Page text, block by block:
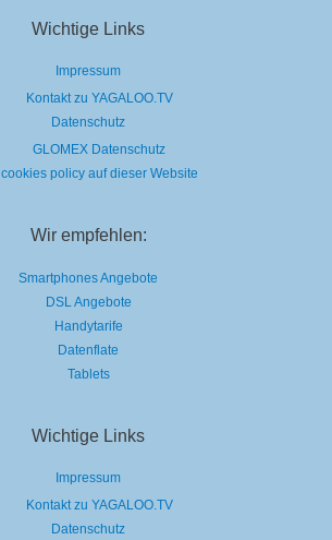
Wichtige Links
Impressum
Kontakt zu YAGALOO.TV
Datenschutz
GLOMEX Datenschutz
cookies policy auf dieser Website
Wir empfehlen:
Smartphones Angebote
DSL Angebote
Handytarife
Datenflate
Tablets
Wichtige Links
Impressum
Kontakt zu YAGALOO.TV
Datenschutz